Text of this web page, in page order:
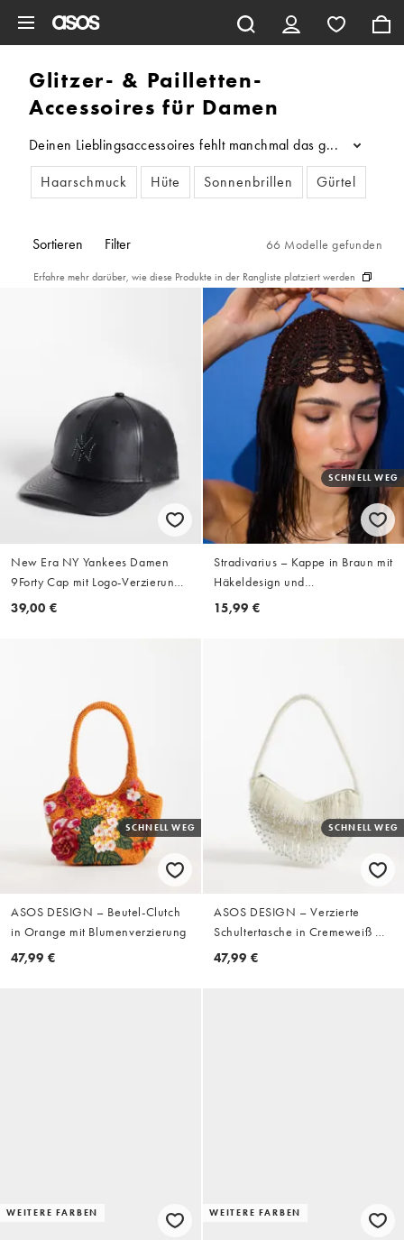
Glitzer- & Pailletten-
Accessoires für Damen
Deinen Lieblingsaccessoires fehlt manchmal das gewisse
...
Haarschmuck
Hüte Sonnenbrillen Gürtel
Sortieren Filter 66 Modelle gefunden
Erfahre mehr darüber, wie diese Produkte in der Rangliste platziert werden
New Era NY Yankees Damen
9Forty Cap mit Logo-Verzierung
in Schwarz
39,00 €
SCHNELL WEG
Stradivarius – Kappe in Braun mit
Häkeldesign und
Strassverzierung
15,99 €
SCHNELL WEG
ASOS DESIGN – Beutel-Clutch
in Orange mit Blumenverzierung
47,99 €
SCHNELL WEG
ASOS DESIGN – Verzierte
Schultertasche in Cremeweiß mit
tropfenförmigen
47,99 €
WEITERE FARBEN WEITERE FARBEN